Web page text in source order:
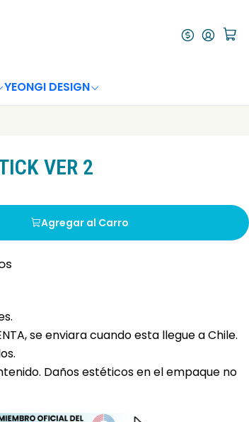
YEONGI DESIGN
VER 2
Agregar al Carro
se enviara cuando esta llegue a Chile.
Daños estéticos en el empaque no